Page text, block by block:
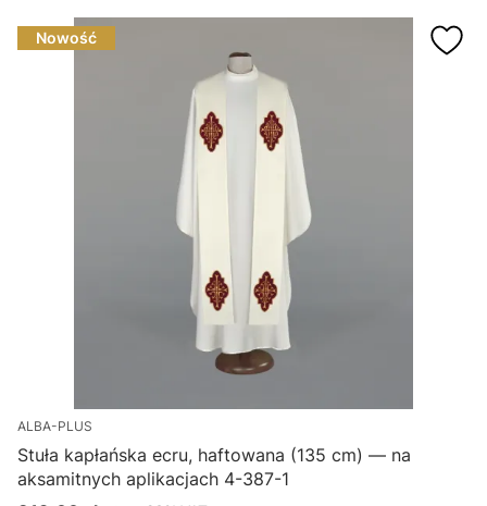
Nowość
ALBA-PLUS
Stuła kapłańska ecru, haftowana (135 cm) — na
aksamitnych aplikacjach 4-387-1